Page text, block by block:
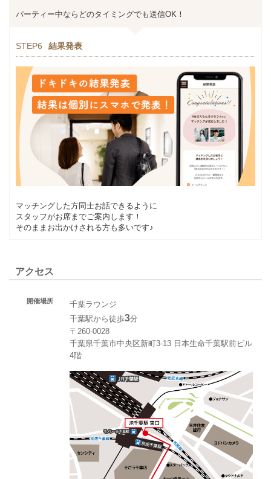
パーティー中ならどのタイミングでも送信OK！
STEP6 結果発表
マッチングした方同士お話できるように
スタッフがお席までご案内します！
そのままお出かけされる方も多いです♪
アクセス
開催場所
千葉ラウンジ
千葉駅から徒歩3分
〒260-0028
千葉県千葉市中央区新町3-13 日本生命千葉駅前ビル
4階